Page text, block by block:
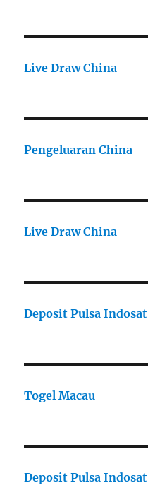
Live Draw China
Pengeluaran China
Live Draw China
Deposit Pulsa Indosat
Togel Macau
Deposit Pulsa Indosat